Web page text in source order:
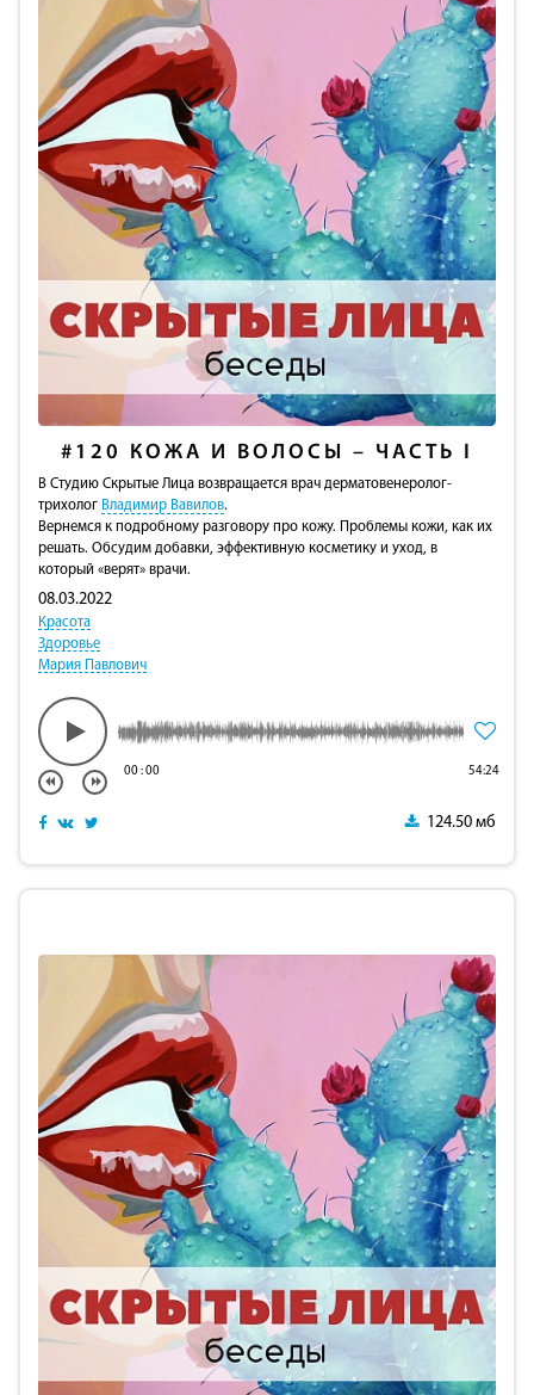
#120 КОЖА И ВОЛОСЫ – ЧАСТЬ I
В Студию Скрытые Лица возвращается врач дерматовенеролог-
трихолог Владимир Вавилов.
Вернемся к подробному разговору про кожу. Проблемы кожи, как их
решать. Обсудим добавки, эффективную косметику и уход, в
который «верят» врачи.
08.03.2022
Красота
Здоровье
Мария Павлович
00:00 54:24
124.50 мб